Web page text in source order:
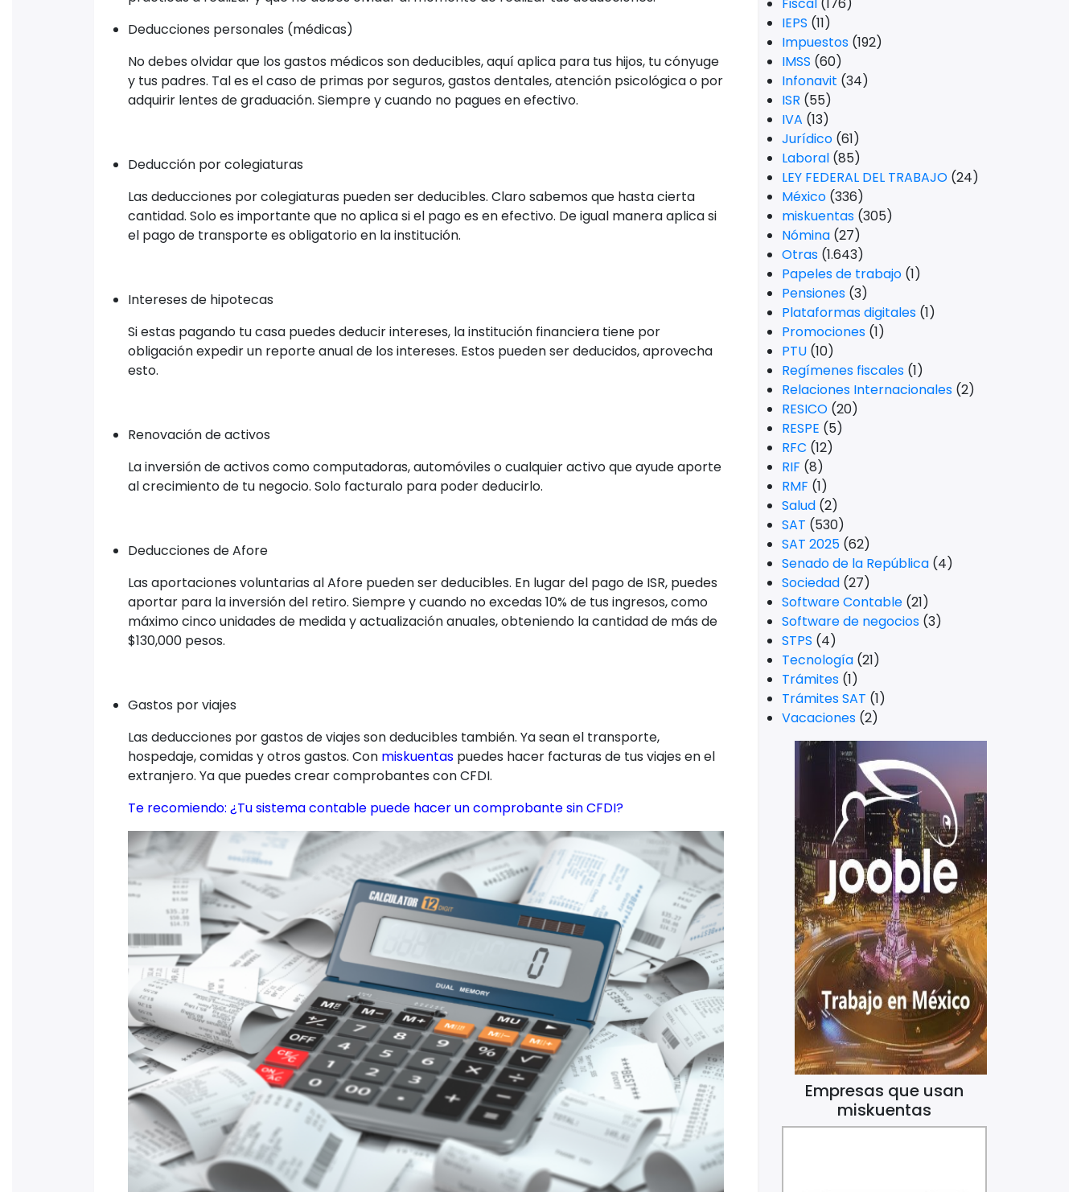
Deducciones personales (médicas)
No debes olvidar que los gastos médicos son deducibles, aquí aplica para tus hijos, tu cónyuge
y tus padres. Tal es el caso de primas por seguros, gastos dentales, atención psicológica o por
adquirir lentes de graduación. Siempre y cuando no pagues en efectivo.
Deducción por colegiaturas
Las deducciones por colegiaturas pueden ser deducibles. Claro sabemos que hasta cierta
cantidad. Solo es importante que no aplica si el pago es en efectivo. De igual manera aplica si
el pago de transporte es obligatorio en la institución.
Intereses de hipotecas
Si estas pagando tu casa puedes deducir intereses, la institución financiera tiene por
obligación expedir un reporte anual de los intereses. Estos pueden ser deducidos, aprovecha
esto.
Renovación de activos
La inversión de activos como computadoras, automóviles o cualquier activo que ayude aporte
al crecimiento de tu negocio. Solo facturalo para poder deducirlo.
Deducciones de Afore
Las aportaciones voluntarias al Afore pueden ser deducibles. En lugar del pago de ISR, puedes
aportar para la inversión del retiro. Siempre y cuando no excedas 10% de tus ingresos, como
máximo cinco unidades de medida y actualización anuales, obteniendo la cantidad de más de
$130,000 pesos.
Gastos por viajes
Las deducciones por gastos de viajes son deducibles también. Ya sean el transporte,
hospedaje, comidas y otros gastos. Con miskuentas puedes hacer facturas de tus viajes en el
extranjero. Ya que puedes crear comprobantes con CFDI.
Te recomiendo: ¿Tu sistema contable puede hacer un comprobante sin CFDI?
IEPS (11)
Impuestos (192)
IMSS (60)
Infonavit (34)
ISR (55)
IVA (13)
Jurídico (61)
Laboral (85)
LEY FEDERAL DEL TRABAJO (24)
México (336)
miskuentas (305)
Nómina (27)
Otras (1.643)
Papeles de trabajo (1)
Pensiones (3)
Plataformas digitales (1)
Promociones (1)
PTU (10)
Regímenes fiscales (1)
Relaciones Internacionales (2)
RESICO (20)
RESPE (5)
RFC (12)
RIF (8)
RMF (1)
Salud (2)
SAT (530)
SAT 2025 (62)
Senado de la República (4)
Sociedad (27)
Software Contable (21)
Software de negocios (3)
STPS (4)
Tecnología (21)
Trámites (1)
Trámites SAT (1)
Vacaciones (2)
Empresas que usan
miskuentas